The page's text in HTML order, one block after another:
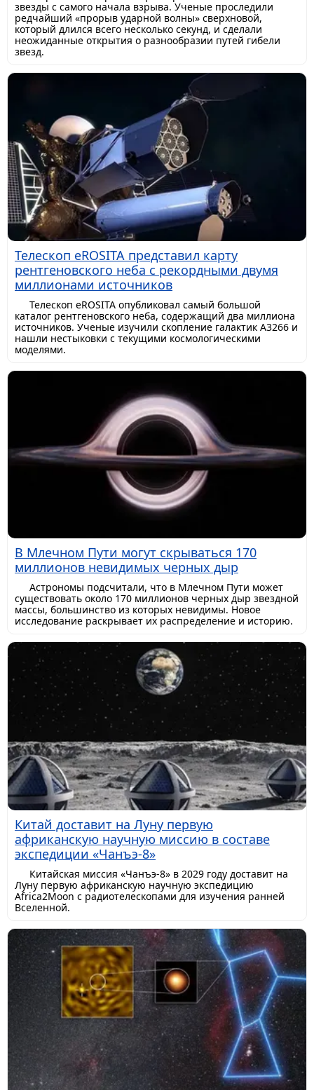
звезды с самого начала взрыва. Ученые проследили
редчайший «прорыв ударной волны» сверхновой,
который длился всего несколько секунд, и сделали
неожиданные открытия о разнообразии путей гибели
звезд.
Телескоп eROSITA представил карту
рентгеновского неба с рекордными двумя
миллионами источников
Телескоп eROSITA опубликовал самый большой
каталог рентгеновского неба, содержащий два миллиона
источников. Ученые изучили скопление галактик A3266 и
нашли нестыковки с текущими космологическими
моделями.
В Млечном Пути могут скрываться 170
миллионов невидимых черных дыр
Астрономы подсчитали, что в Млечном Пути может
существовать около 170 миллионов черных дыр звездной
массы, большинство из которых невидимы. Новое
исследование раскрывает их распределение и историю.
Китай доставит на Луну первую
африканскую научную миссию в составе
экспедиции «Чанъэ-8»
Китайская миссия «Чанъэ-8» в 2029 году доставит на
Луну первую африканскую научную экспедицию
Africa2Moon с радиотелескопами для изучения ранней
Вселенной.